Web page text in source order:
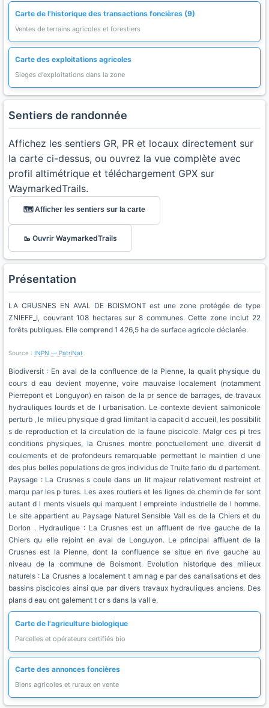
Carte de l'historique des transactions foncières (9)
Ventes de terrains agricoles et forestiers
Carte des exploitations agricoles
Sieges d'exploitations dans la zone
Sentiers de randonnée
Affichez les sentiers GR, PR et locaux directement sur
la carte ci-dessus, ou ouvrez la vue complète avec
profil altimétrique et téléchargement GPX sur
WaymarkedTrails.
🗺️ Afficher les sentiers sur la carte
🥾 Ouvrir WaymarkedTrails
Présentation
LA CRUSNES EN AVAL DE BOISMONT est une zone protégée de type
ZNIEFF_I, couvrant 108 hectares sur 8 communes. Cette zone inclut 22
forêts publiques. Elle comprend 1 426,5 ha de surface agricole déclarée.
Source : INPN — PatriNat
Biodiversit : En aval de la confluence de la Pienne, la qualit physique du
cours d eau devient moyenne, voire mauvaise localement (notamment
Pierrepont et Longuyon) en raison de la pr sence de barrages, de travaux
hydrauliques lourds et de l urbanisation. Le contexte devient salmonicole
perturb , le milieu physique d grad limitant la capacit d accueil, les possibilit
s de reproduction et la circulation de la faune piscicole. Malgr ces pi tres
conditions physiques, la Crusnes montre ponctuellement une diversit d
coulements et de profondeurs remarquable permettant le maintien d une
des plus belles populations de gros individus de Truite fario du d partement.
Paysage : La Crusnes s coule dans un lit majeur relativement restreint et
marqu par les p tures. Les axes routiers et les lignes de chemin de fer sont
autant d l ments visuels qui marquent l empreinte industrielle de l homme.
Le site appartient au Paysage Naturel Sensible Vall es de la Chiers et du
Dorlon . Hydraulique : La Crusnes est un affluent de rive gauche de la
Chiers qu elle rejoint en aval de Longuyon. Le principal affluent de la
Crusnes est la Pienne, dont la confluence se situe en rive gauche au
niveau de la commune de Boismont. Evolution historique des milieux
naturels : La Crusnes a localement t am nag e par des canalisations et des
bassins piscicoles ainsi que par divers travaux hydrauliques anciens. Des
plans d eau ont galement t cr s dans la vall e.
Carte de l'agriculture biologique
Parcelles et opérateurs certifiés bio
Carte des annonces foncières
Biens agricoles et ruraux en vente